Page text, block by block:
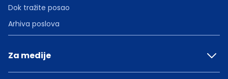
Dok tražite posao
Arhiva poslova
Za medije